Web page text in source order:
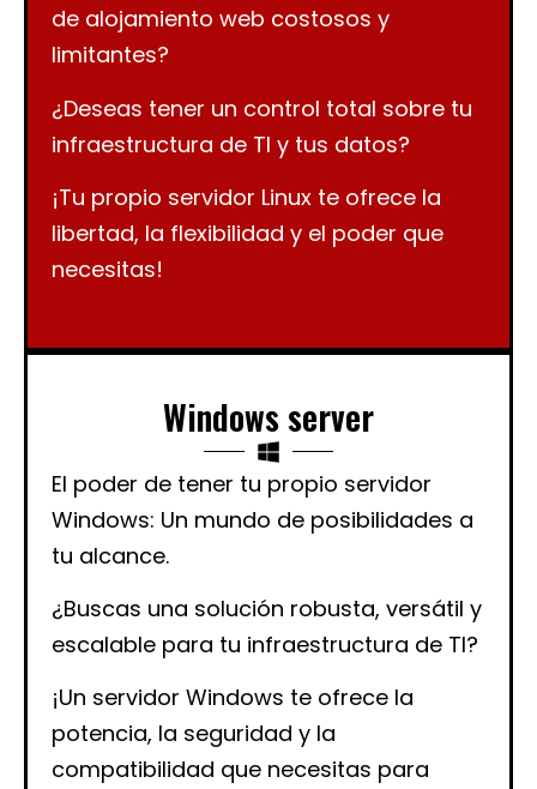
de alojamiento web costosos y
limitantes?
¿Deseas tener un control total sobre tu
infraestructura de TI y tus datos?
¡Tu propio servidor Linux te ofrece la
libertad, la flexibilidad y el poder que
necesitas!
Windows server
El poder de tener tu propio servidor
Windows: Un mundo de posibilidades a
tu alcance.
¿Buscas una solución robusta, versátil y
escalable para tu infraestructura de TI?
¡Un servidor Windows te ofrece la
potencia, la seguridad y la
compatibilidad que necesitas para